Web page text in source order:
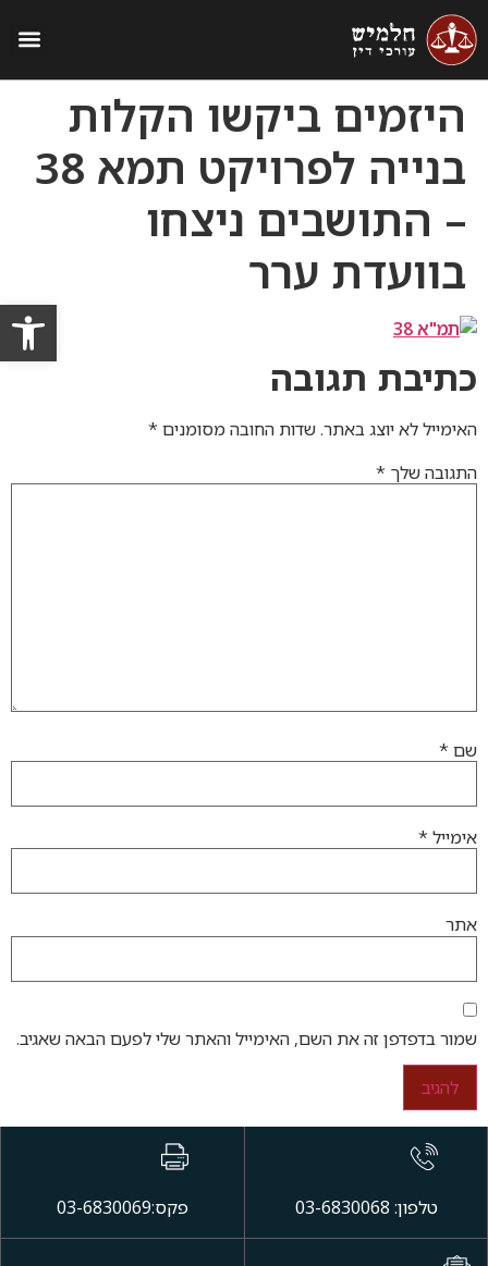
פתח
היזמים ביקשו הקלות
בנייה לפרויקט תמא 38
– התושבים ניצחו
בוועדת ערר
כתיבת תגובה
האימייל לא יוצג באתר.שדות החובה מסומנים *
התגובה שלך *
שם *
אימייל *
אתר
שמור בדפדפן זה את השם, האימייל והאתר שלי לפעם הבאה שאגיב.
טלפון: 03-6830068 פקס:03-6830069